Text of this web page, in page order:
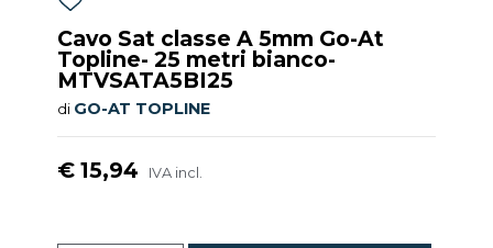
Cavo Sat classe A 5mm Go-At
Topline- 25 metri bianco-
MTVSATA5BI25
di GO-AT TOPLINE
€ 15,94 IVA incl.